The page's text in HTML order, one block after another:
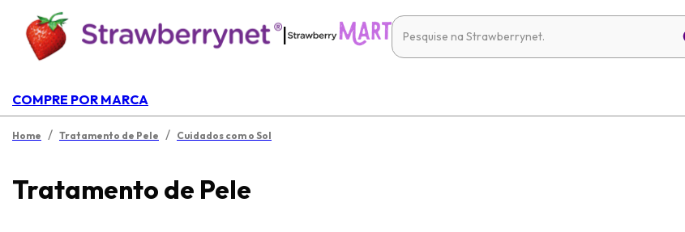
|
COMPRE POR MARCA
Home / Tratamento de Pele / Cuidados com o Sol
Tratamento de Pele